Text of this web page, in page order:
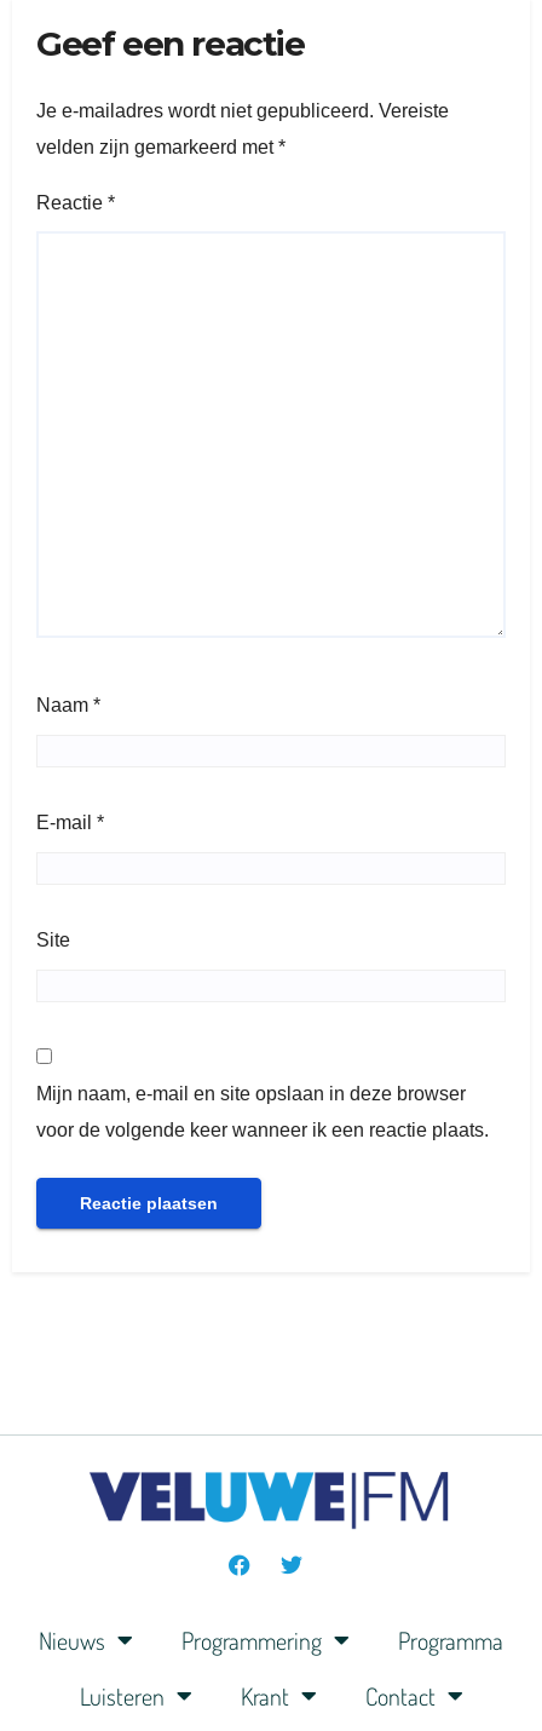
Geef een reactie
Je e-mailadres wordt niet gepubliceerd. Vereiste
velden zijn gemarkeerd met*
Reactie *
Naam *
E-mail *
Site
Mijn naam, e-mail en site opslaan in deze browser
voor de volgende keer wanneer ik een reactie plaats.
Nieuws Programmering
Programma
Luisteren
Krant Contact